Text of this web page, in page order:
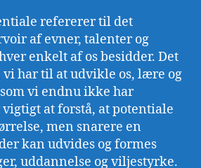
refererer til det
af evner, talenter og
enkelt af os besidder. Det
vi har til at udvikle os, lære og
vi endnu ikke har
at forstå, at potentiale
men snarere en
kan udvides og formes
uddannelse og viljestyrke.